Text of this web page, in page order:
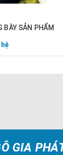
BÀY SẢN PHẨM
GIA